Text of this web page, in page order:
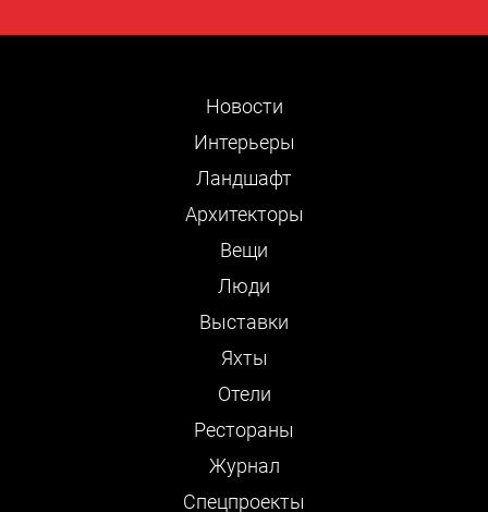
Новости
Интерьеры
Ландшафт
Архитекторы
Вещи
Люди
Выставки
Яхты
Отели
Рестораны
Журнал
Cпецпроекты